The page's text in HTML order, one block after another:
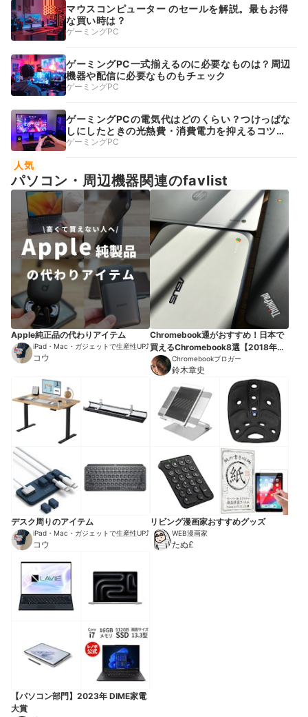
マウスコンピューター のセールを解説。最もお得
な買い時は？
ゲーミングPC
ゲーミングPC一式揃えるのに必要なものは？周辺
機器や配信に必要なものもチェック
ゲーミングPC
ゲーミングPCの電気代はどのくらい？つけっぱな
しにしたときの光熱費・消費電力を抑えるコツも
解説
ゲーミングPC
人気
パソコン・周辺機器関連のfavlist
Apple純正品の代わりアイテム
iPad・Mac・ガジェットで生産性UP⤴︎
コウ
Chromebook通がおすすめ！日本で
買えるChromebook8選【2018年
版】
Chromebookブロガー
鈴木章史
デスク周りのアイテム
iPad・Mac・ガジェットで生産性UP⤴︎
コウ
リビング漫画家おすすめグッズ
WEB漫画家
たぬ£
【パソコン部門】2023年 DIME家電
大賞